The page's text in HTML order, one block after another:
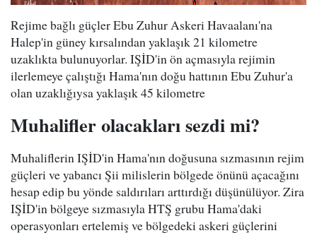
Rejime bağlı güçler Ebu Zuhur Askeri Havaalanı'na
Halep'in güney kırsalından yaklaşık 21 kilometre
uzaklıkta bulunuyorlar. IŞİD'in ön açmasıyla rejimin
ilerlemeye çalıştığı Hama'nın doğu hattının Ebu Zuhur'a
olan uzaklığıysa yaklaşık 45 kilometre
Muhalifler olacakları sezdi mi?
Muhaliflerin IŞİD'in Hama'nın doğusuna sızmasının rejim
güçleri ve yabancı Şii milislerin bölgede önünü açacağını
hesap edip bu yönde saldırıları arttırdığı düşünülüyor. Zira
IŞİD'in bölgeye sızmasıyla HTŞ grubu Hama'daki
operasyonları ertelemiş ve bölgedeki askeri güçlerini